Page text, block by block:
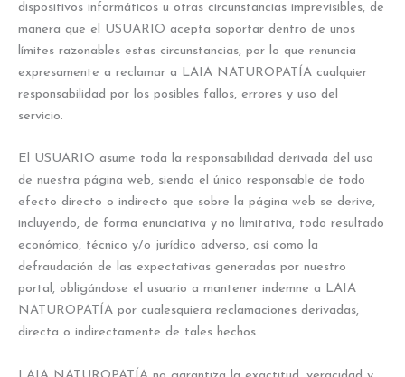
dispositivos informáticos u otras circunstancias imprevisibles, de
manera que el USUARIO acepta soportar dentro de unos
límites razonables estas circunstancias, por lo que renuncia
expresamente a reclamar a LAIA NATUROPATÍA cualquier
responsabilidad por los posibles fallos, errores y uso del
servicio.
El USUARIO asume toda la responsabilidad derivada del uso
de nuestra página web, siendo el único responsable de todo
efecto directo o indirecto que sobre la página web se derive,
incluyendo, de forma enunciativa y no limitativa, todo resultado
económico, técnico y/o jurídico adverso, así como la
defraudación de las expectativas generadas por nuestro
portal, obligándose el usuario a mantener indemne a LAIA
NATUROPATÍA por cualesquiera reclamaciones derivadas,
directa o indirectamente de tales hechos.